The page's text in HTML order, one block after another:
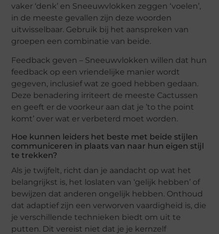
vaker ‘denk’ en Sneeuwvlokken zeggen ‘voelen’,
in de meeste gevallen zijn deze woorden
uitwisselbaar. Gebruik bij het aanspreken van
groepen een combinatie van beide.
Feedback geven – Sneeuwvlokken willen dat hun
feedback op een vriendelijke manier wordt
gegeven, inclusief wat ze goed hebben gedaan.
Deze benadering irriteert de meeste Cactussen
en geeft er de voorkeur aan dat je ’to the point
komt’ over wat er verbeterd moet worden.
Hoe kunnen leiders het beste met beide stijlen
communiceren in plaats van naar hun eigen stijl
te trekken?
Als je twijfelt, richt dan je aandacht op wat het
belangrijkst is, het loslaten van ‘gelijk hebben’ of
bewijzen dat anderen ongelijk hebben. Onthoud
dat adaptief zijn een verworven vaardigheid is, die
je verschillende technieken biedt om uit te
putten. Dit vereist niet dat je je kernzelf